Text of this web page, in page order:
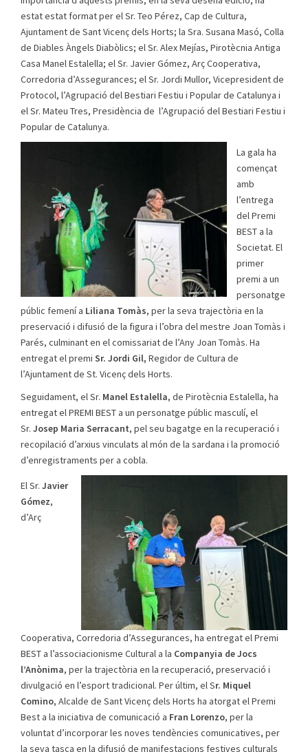
estat estat format per el Sr. Teo Pérez, Cap de Cultura,
Ajuntament de Sant Vicenç dels Horts; la Sra. Susana Masó, Colla
de Diables Àngels Diabòlics; el Sr. Alex Mejías, Pirotècnia Antiga
Casa Manel Estalella; el Sr. Javier Gómez, Arç Cooperativa,
Corredoria d’Assegurances; el Sr. Jordi Mullor, Vicepresident de
Protocol, l’Agrupació del Bestiari Festiu i Popular de Catalunya i
el Sr. Mateu Tres, Presidència de l’Agrupació del Bestiari Festiu i
Popular de Catalunya.
La gala ha
començat
amb
l’entrega
del Premi
BEST a la
Societat. El
primer
premi a un
personatge
públic femení a Liliana Tomàs, per la seva trajectòria en la
preservació i difusió de la figura i l’obra del mestre Joan Tomàs i
Parés, culminant en el comissariat de l’Any Joan Tomàs. Ha
entregat el premi Sr. Jordi Gil, Regidor de Cultura de
l’Ajuntament de St. Vicenç dels Horts.
Seguidament, el Sr. Manel Estalella, de Pirotècnia Estalella, ha
entregat el PREMI BEST a un personatge públic masculí, el
Sr. Josep Maria Serracant, pel seu bagatge en la recuperació i
recopilació d’arxius vinculats al món de la sardana i la promoció
d’enregistraments per a cobla.
El Sr. Javier
Gómez,
d’Arç
Cooperativa, Corredoria d’Assegurances, ha entregat el Premi
BEST a l’associacionisme Cultural a la Companyia de Jocs
l’Anònima, per la trajectòria en la recuperació, preservació i
divulgació en l’esport tradicional. Per últim, el Sr. Miquel
Comino, Alcalde de Sant Vicenç dels Horts ha atorgat el Premi
Best a la iniciativa de comunicació a Fran Lorenzo, per la
voluntat d’incorporar les noves tendències comunicatives, per
la seva tasca en la difusió de manifestacions festives culturals